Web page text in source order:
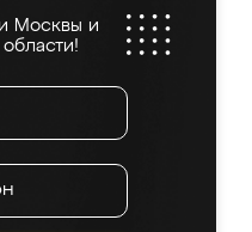
Москвы и